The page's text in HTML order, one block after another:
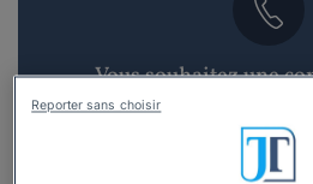
Vous souhaitez une
Reporter sans choisir